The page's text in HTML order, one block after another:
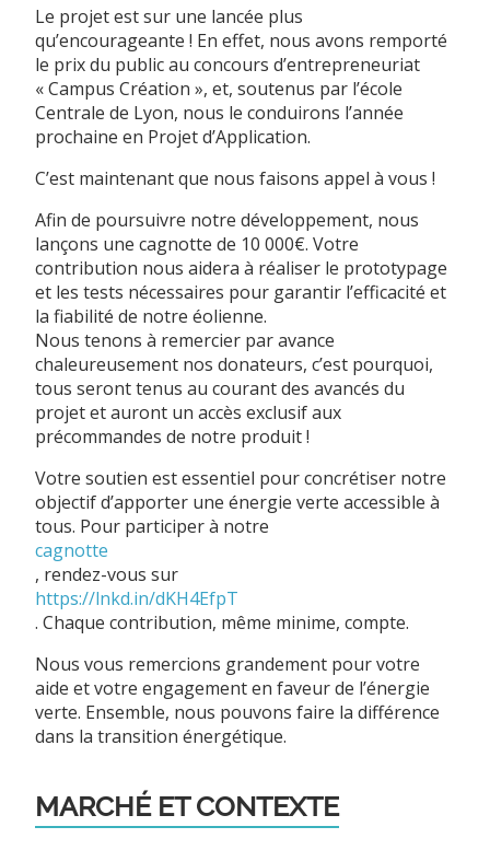
Le projet est sur une lancée plus
qu’encourageante ! En effet, nous avons remporté
le prix du public au concours d’entrepreneuriat
« Campus Création », et, soutenus par l’école
Centrale de Lyon, nous le conduirons l’année
prochaine en Projet d’Application.
C’est maintenant que nous faisons appel à vous !
Afin de poursuivre notre développement, nous
lançons une cagnotte de 10 000€. Votre
contribution nous aidera à réaliser le prototypage
et les tests nécessaires pour garantir l’efficacité et
la fiabilité de notre éolienne.
Nous tenons à remercier par avance
chaleureusement nos donateurs, c’est pourquoi,
tous seront tenus au courant des avancés du
projet et auront un accès exclusif aux
précommandes de notre produit !
Votre soutien est essentiel pour concrétiser notre
objectif d’apporter une énergie verte accessible à
tous. Pour participer à notre
cagnotte
, rendez-vous sur
https://lnkd.in/dKH4EfpT
. Chaque contribution, même minime, compte.
Nous vous remercions grandement pour votre
aide et votre engagement en faveur de l’énergie
verte. Ensemble, nous pouvons faire la différence
dans la transition énergétique.
MARCHÉ ET CONTEXTE